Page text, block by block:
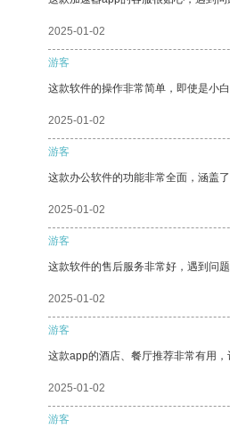
2025-01-02
游客
这款软件的操作非常简单，即使是小白
2025-01-02
游客
这款办公软件的功能非常全面，涵盖
2025-01-02
游客
这款软件的售后服务非常好，遇到问题
2025-01-02
游客
这款app的酒店、餐厅推荐非常有用，
2025-01-02
游客